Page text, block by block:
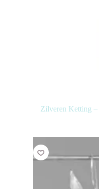
Zilveren Ketting